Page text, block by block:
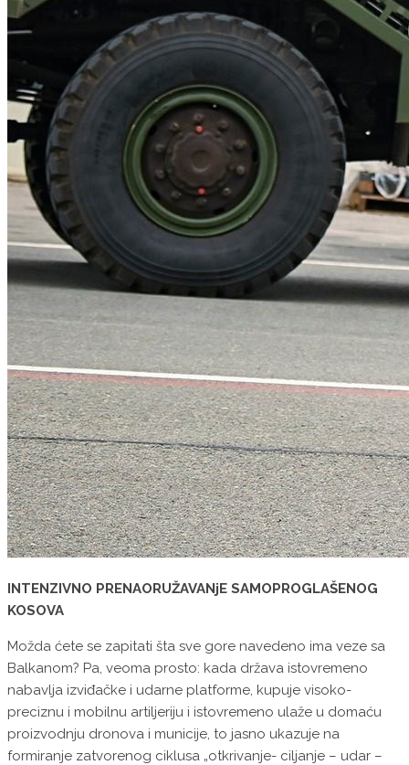
INTENZIVNO PRENAORUŽAVANjE SAMOPROGLAŠENOG
KOSOVA
Možda ćete se zapitati šta sve gore navedeno ima veze sa
Balkanom? Pa, veoma prosto: kada država istovremeno
nabavlja izviđačke i udarne platforme, kupuje visoko-
preciznu i mobilnu artiljeriju i istovremeno ulaže u domaću
proizvodnju dronova i municije, to jasno ukazuje na
formiranje zatvorenog ciklusa „otkrivanje- ciljanje – udar –